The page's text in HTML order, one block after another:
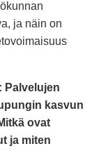
ja näin on
Palvelujen
kasvun
ovat
ja miten